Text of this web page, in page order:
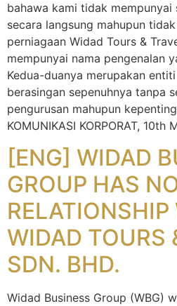
bahawa kami tidak mempunyai
secara langsung mahupun
perniagaan Widad Tours &
mempunyai nama pengenalan
Kedua-duanya merupakan
berasingan sepenuhnya tanpa
pengurusan mahupun
KOMUNIKASI KORPORAT, 10th
[ENG] WIDAD
GROUP HAS
RELATIONSHIP
WIDAD TOURS
SDN. BHD.
Widad Business Group (WBG)